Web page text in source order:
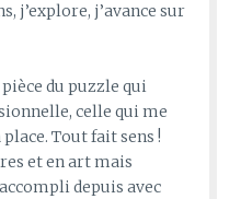
j’explore, j’avance sur
du puzzle qui
celle qui me
Tout fait sens !
et en art mais
depuis avec